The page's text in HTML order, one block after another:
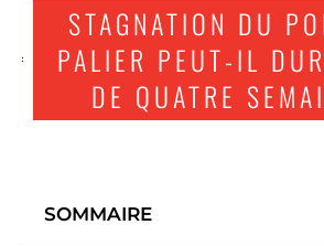
STAGNATION DU
PALIER PEUT-IL
DE QUATRE
SOMMAIRE